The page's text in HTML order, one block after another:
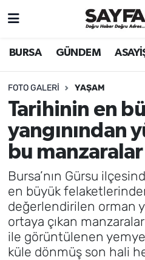
BURSA GÜNDEM
FOTO GALERI YAŞAM
Tarihinin en
yangınından
bu manzaralar
Bursa’nın Gürsu
en büyük
değerlendirilen orman
ortaya çıkan
ile görüntülenen
küle dönmüş son hali
ÖZEL HABER
MAGAZİN
BİLİM
DÜNYA
TEKNOLOJİ
SPOR
Hava Durumu
TFF 2.Lig Beyaz Grup
Tüm Manşetler
Son Dakika Haberleri
Haber Arşivi